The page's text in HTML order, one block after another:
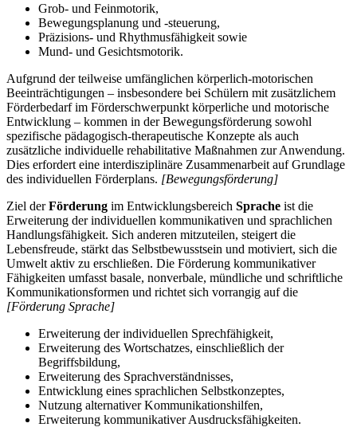
Grob- und Feinmotorik,
Bewegungsplanung und -steuerung,
Präzisions- und Rhythmusfähigkeit sowie
Mund- und Gesichtsmotorik.
Aufgrund der teilweise umfänglichen körperlich-motorischen
Beeinträchtigungen – insbesondere bei Schülern mit zusätzlichem
Förderbedarf im Förderschwerpunkt körperliche und motorische
Entwicklung – kommen in der Bewegungsförderung sowohl
spezifische pädagogisch-therapeutische Konzepte als auch
zusätzliche individuelle rehabilitative Maßnahmen zur Anwendung.
Dies erfordert eine interdisziplinäre Zusammenarbeit auf Grundlage
des individuellen Förderplans. [Bewegungsförderung]
Ziel derFörderung im Entwicklungsbereich Sprache ist die
Erweiterung der individuellen kommunikativen und sprachlichen
Handlungsfähigkeit. Sich anderen mitzuteilen, steigert die
Lebensfreude, stärkt das Selbstbewusstsein und motiviert, sich die
Umwelt aktiv zu erschließen. Die Förderung kommunikativer
Fähigkeiten umfasst basale, nonverbale, mündliche und schriftliche
Kommunikationsformen und richtet sich vorrangig auf die
[Förderung Sprache]
Erweiterung der individuellen Sprechfähigkeit,
Erweiterung des Wortschatzes, einschließlich der
Begriffsbildung,
Erweiterung des Sprachverständnisses,
Entwicklung eines sprachlichen Selbstkonzeptes,
Nutzung alternativer Kommunikationshilfen,
Erweiterung kommunikativer Ausdrucksfähigkeiten.